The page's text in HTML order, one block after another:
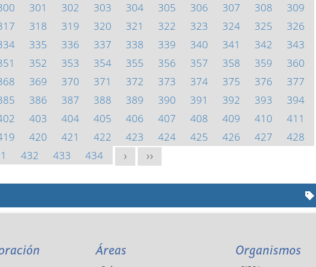
301 302 303 304 305 306 307 308
309
318 319 320 321 322 323 324 325
326
335 336 337 338 339 340 341 342
343
352 353 354 355 356 357 358 359
360
369 370 371 372 373 374 375 376
377
386 387 388 389 390 391 392 393
394
403 404 405 406 407 408 409 410
411
420 421 422 423 424 425 426 427
428
432 433 434 > >>
Áreas Organismos